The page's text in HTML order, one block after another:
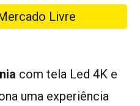
Livre
com tela Led 4K e
uma experiência